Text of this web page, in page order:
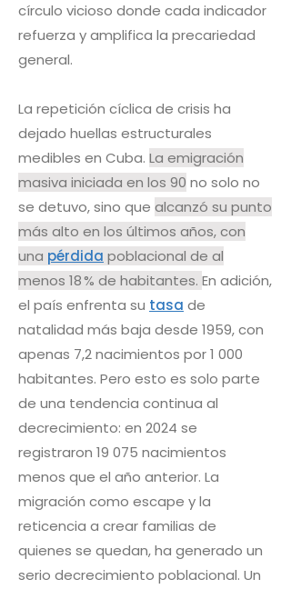
círculo vicioso donde cada indicador
refuerza y amplifica la precariedad
general.
La repetición cíclica de crisis ha
dejado huellas estructurales
medibles en Cuba. La emigración
masiva iniciada en los 90 no solo no
se detuvo, sino que alcanzó su punto
más alto en los últimos años, con
una pérdida poblacional de al
menos 18 % de habitantes. En adición,
el país enfrenta su tasa de
natalidad más baja desde 1959, con
apenas 7,2 nacimientos por 1 000
habitantes. Pero esto es solo parte
de una tendencia continua al
decrecimiento: en 2024 se
registraron 19 075 nacimientos
menos que el año anterior. La
migración como escape y la
reticencia a crear familias de
quienes se quedan, ha generado un
serio decrecimiento poblacional. Un